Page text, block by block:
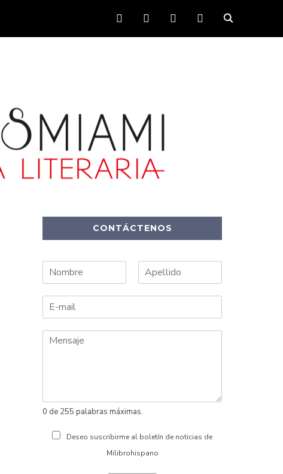
FACEBOOKTWITTERINSTAGRAMYOUTUBE
CONTÁCTENOS
o
b
p
l
0 de 255 palabras máximas.
Deseo suscribirme al boletín de noticias de
Milibrohispano